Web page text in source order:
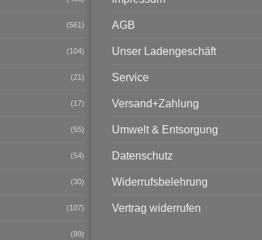
(561)
(104)
(21)
(17)
(55)
(54)
(30)
(107)
(89)
AGB
Unser Ladengeschäft
Service
Versand+Zahlung
Umwelt & Entsorgung
Datenschutz
Widerrufsbelehrung
Vertrag widerrufen